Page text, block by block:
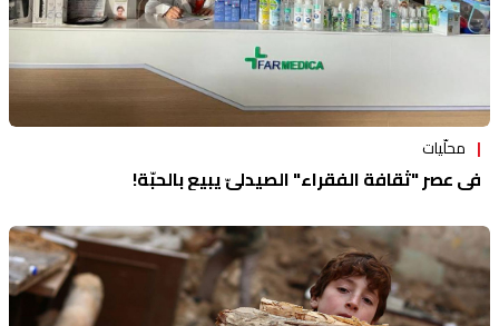
محلّيات
في عصر "ثقافة الفقراء" الصيدليّ يبيع بالحبّة!